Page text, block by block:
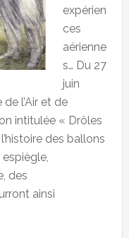
expérien
ces
aérienne
s… Du 27
juin
l’Air et de
intitulée « Drôles
des ballons
des
ainsi